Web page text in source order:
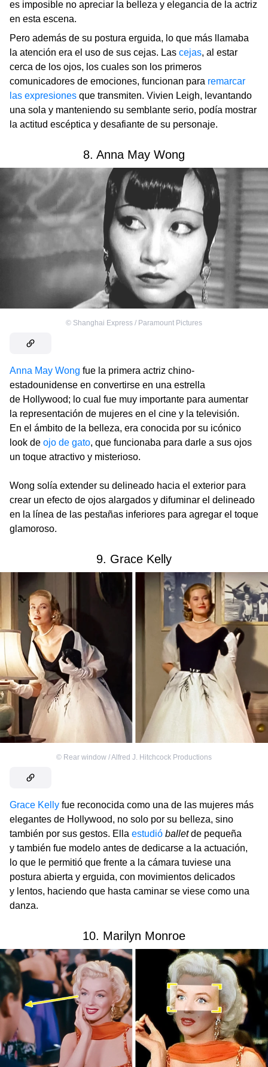
es imposible no apreciar la belleza y elegancia de la actriz
en esta escena.
Pero además de su postura erguida, lo que más llamaba
la atención era el uso de sus cejas. Las cejas, al estar
cerca de los ojos, los cuales son los primeros
comunicadores de emociones, funcionan para remarcar
las expresiones que transmiten. Vivien Leigh, levantando
una sola y manteniendo su semblante serio, podía mostrar
la actitud escéptica y desafiante de su personaje.
8. Anna May Wong
© Shanghai Express / Paramount Pictures
Anna May Wong fue la primera actriz chino-
estadounidense en convertirse en una estrella
de Hollywood; lo cual fue muy importante para aumentar
la representación de mujeres en el cine y la televisión.
En el ámbito de la belleza, era conocida por su icónico
look de ojo de gato, que funcionaba para darle a sus ojos
un toque atractivo y misterioso.
Wong solía extender su delineado hacia el exterior para
crear un efecto de ojos alargados y difuminar el delineado
en la línea de las pestañas inferiores para agregar el toque
glamoroso.
9. Grace Kelly
© Rear window / Alfred J. Hitchcock Productions
Grace Kelly fue reconocida como una de las mujeres más
elegantes de Hollywood, no solo por su belleza, sino
también por sus gestos. Ella estudió balletde pequeña
y también fue modelo antes de dedicarse a la actuación,
lo que le permitió que frente a la cámara tuviese una
postura abierta y erguida, con movimientos delicados
y lentos, haciendo que hasta caminar se viese como una
danza.
10. Marilyn Monroe